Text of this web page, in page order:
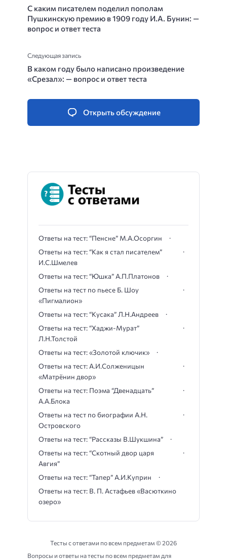
С каким писателем поделил пополам
Пушкинскую премию в 1909 году И.А. Бунин: —
вопрос и ответ теста
Следующая запись
В каком году было написано произведение
«Срезал»: — вопрос и ответ теста
Открыть обсуждение
Ответы на тест: “Пенсне” М.А.Осоргин
Ответы на тест: “Как я стал писателем”
И.С.Шмелев
Ответы на тест: “Юшка” А.П.Платонов
Ответы на тест по пьесе Б. Шоу
«Пигмалион»
Ответы на тест: “Кусака” Л.Н.Андреев
Ответы на тест: “Хаджи-Мурат”
Л.Н.Толстой
Ответы на тест: «Золотой ключик»
Ответы на тест: А.И.Солженицын
«Матрёнин двор»
Ответы на тест: Поэма “Двенадцать”
А.А.Блока
Ответы на тест по биографии А.Н.
Островского
Ответы на тест: “Рассказы В.Шукшина”
Ответы на тест: “Скотный двор царя
Авгия”
Ответы на тест: “Тапер” А.И.Куприн
Ответы на тест: В. П. Астафьев «Васюткино
озеро»
Тесты с ответами по всем предметам ©2026
Вопросы и ответы на тесты по всем предметам для